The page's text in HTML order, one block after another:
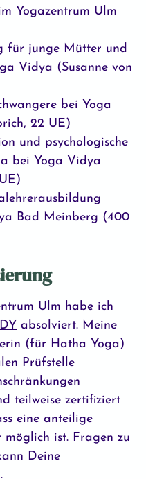
Yogazentrum Ulm
für junge Mütter und
Vidya (Susanne von
bei Yoga
22 UE)
und psychologische
bei Yoga Vidya
Bad Meinberg (400
Ulm habe ich
absolviert. Meine
(für Hatha Yoga)
Prüfstelle
teilweise zertifiziert
eine anteilige
ist. Fragen zu
Deine